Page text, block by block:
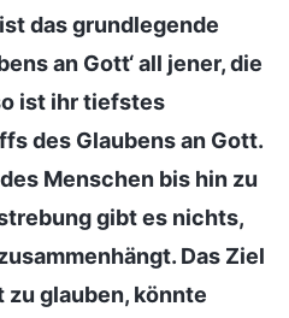
das grundlegende
an Gott‘ all jener, die
ist ihr tiefstes
des Glaubens an Gott.
Menschen bis hin zu
gibt es nichts,
Das Ziel
zu glauben, könnte